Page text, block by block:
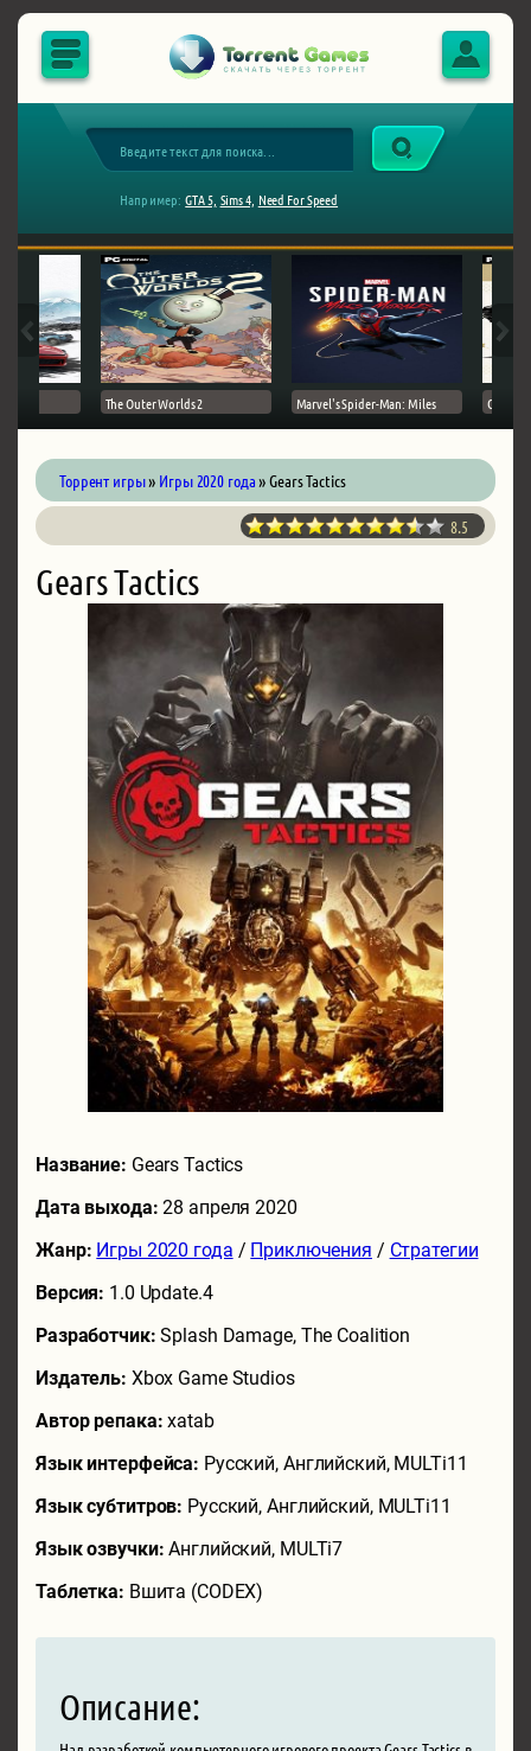
Например: GTA 5, Sims 4, Need For Speed
The Outer Worlds 2 Marvel's Spider-Man: Miles Ghost
Торрент игры» Игры 2020 года» Gears Tactics
8.5
Gears Tactics
Название: Gears Tactics
Дата выхода:28 апреля 2020
Жанр: Игры 2020 года / Приключения / Стратегии
Версия: 1.0 Update.4
Разработчик:Splash Damage, The Coalition
Издатель: Xbox Game Studios
Автор репака:xatab
Язык интерфейса: Русский, Английский, MULTi11
Язык субтитров: Русский, Английский, MULTi11
Язык озвучки:Английский, MULTi7
Таблетка: Вшита (CODEX)
Описание: